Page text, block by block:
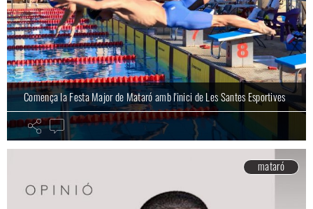
Comença la Festa Major de Mataró amb l'inici de Les Santes Esportives
mataró